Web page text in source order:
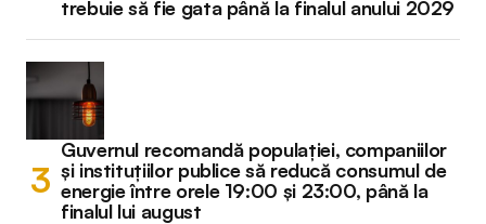
trebuie să fie gata până la finalul anului 2029
Guvernul recomandă populației, companiilor
și instituțiilor publice să reducă consumul de
energie între orele 19:00 și 23:00, până la
finalul lui august